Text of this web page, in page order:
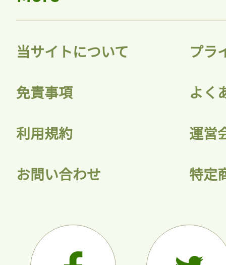
会員登録
当サイトについて プラ
免責事項 よく
利用規約 運営
お問い合わせ 特定